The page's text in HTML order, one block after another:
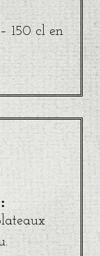
150 cl en